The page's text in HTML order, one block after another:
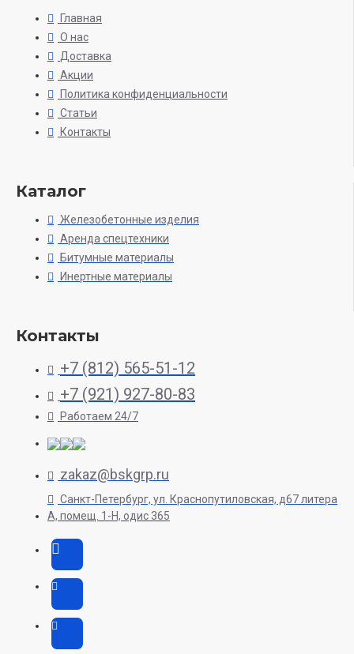
Главная
О нас
Доставка
Акции
Политика конфиденциальности
Статьи
Контакты
Каталог
Железобетонные изделия
Аренда спецтехники
Битумные материалы
Инертные материалы
Контакты
+7 (812) 565-51-12
+7 (921) 927-80-83
Работаем 24/7
zakaz@bskgrp.ru
Санкт-Петербург, ул. Краснопутиловская, д67 литера
А, помещ. 1-H, одис 365